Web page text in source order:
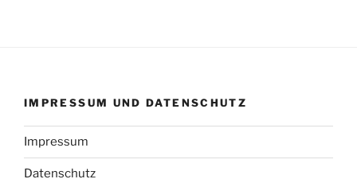
IMPRESSUM UND DATENSCHUTZ
Impressum
Datenschutz